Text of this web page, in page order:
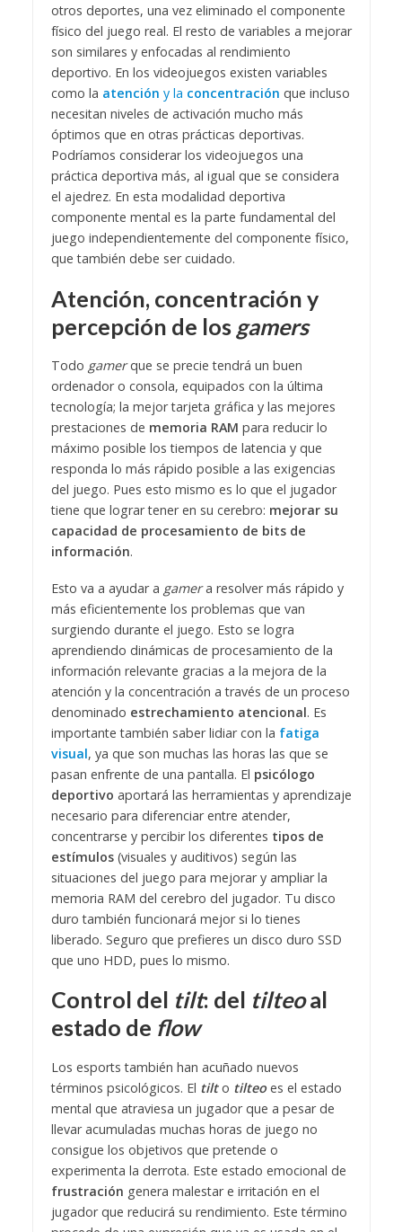
otros deportes, una vez eliminado el componente
físico del juego real. El resto de variables a mejorar
son similares y enfocadas al rendimiento
deportivo. En los videojuegos existen variables
como la atención y la concentración que incluso
necesitan niveles de activación mucho más
óptimos que en otras prácticas deportivas.
Podríamos considerar los videojuegos una
práctica deportiva más, al igual que se considera
el ajedrez. En esta modalidad deportiva
componente mental es la parte fundamental del
juego independientemente del componente físico,
que también debe ser cuidado.
Atención, concentración y
percepción de los gamers
Todo gamerque se precie tendrá un buen
ordenador o consola, equipados con la última
tecnología; la mejor tarjeta gráfica y las mejores
prestaciones de memoria RAM para reducir lo
máximo posible los tiempos de latencia y que
responda lo más rápido posible a las exigencias
del juego. Pues esto mismo es lo que el jugador
tiene que lograr tener en su cerebro: mejorar su
capacidad de procesamiento de bits de
información.
Esto va a ayudar a gamera resolver más rápido y
más eficientemente los problemas que van
surgiendo durante el juego. Esto se logra
aprendiendo dinámicas de procesamiento de la
información relevante gracias a la mejora de la
atención y la concentración a través de un proceso
denominado estrechamiento atencional. Es
importante también saber lidiar con la fatiga
visual, ya que son muchas las horas las que se
pasan enfrente de una pantalla. El psicólogo
deportivo aportará las herramientas y aprendizaje
necesario para diferenciar entre atender,
concentrarse y percibir los diferentes tipos de
estímulos(visuales y auditivos) según las
situaciones del juego para mejorar y ampliar la
memoria RAM del cerebro del jugador. Tu disco
duro también funcionará mejor si lo tienes
liberado. Seguro que prefieres un disco duro SSD
que uno HDD, pues lo mismo.
Control del tilt: del tilteoal
estado de flow
Los esports también han acuñado nuevos
términos psicológicos. El tilto tilteoes el estado
mental que atraviesa un jugador que a pesar de
llevar acumuladas muchas horas de juego no
consigue los objetivos que pretende o
experimenta la derrota. Este estado emocional de
frustración genera malestar e irritación en el
jugador que reducirá su rendimiento. Este término